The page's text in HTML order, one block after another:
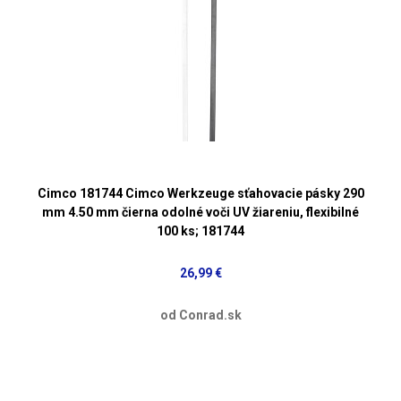
Cimco 181744 Cimco Werkzeuge sťahovacie pásky 290
mm 4.50 mm čierna odolné voči UV žiareniu, flexibilné
100 ks; 181744
26,99 €
od Conrad.sk